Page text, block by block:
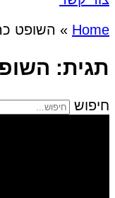
Home
» השופט
תגית:
חיפוש